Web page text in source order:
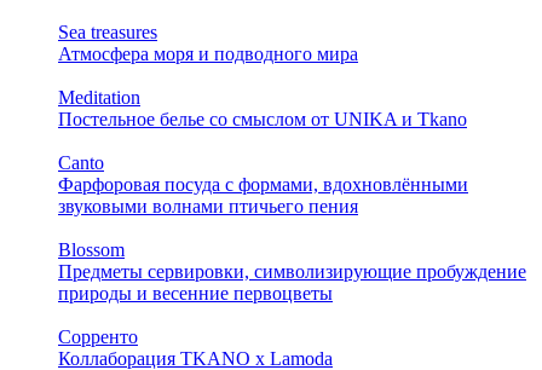
Sea treasures
Атмосфера моря и подводного мира
Meditation
Постельное белье со смыслом от UNIKA и Tkano
Canto
Фарфоровая посуда с формами, вдохновлёнными
звуковыми волнами птичьего пения
Blossom
Предметы сервировки, символизирующие пробуждение
природы и весенние первоцветы
Сорренто
Коллаборация TKANO х Lamoda